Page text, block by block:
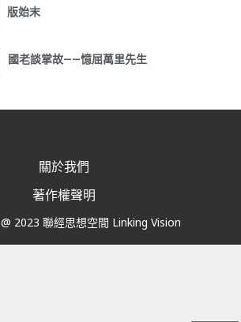
版始末
國老談掌故——憶屈萬里先生
關於我們
著作權聲明
@ 2023 聯經思想空間 Linking Vision